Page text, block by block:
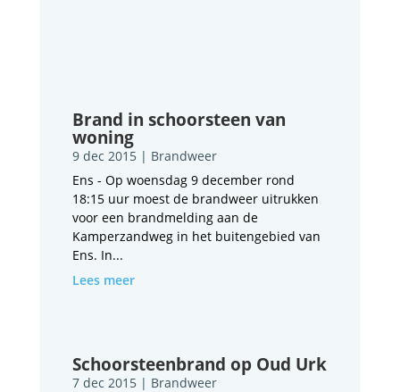
Brand in schoorsteen van
woning
9 dec 2015| Brandweer
Ens - Op woensdag 9 december rond
18:15 uur moest de brandweer uitrukken
voor een brandmelding aan de
Kamperzandweg in het buitengebied van
Ens. In...
Lees meer
Schoorsteenbrand op Oud Urk
7 dec 2015| Brandweer